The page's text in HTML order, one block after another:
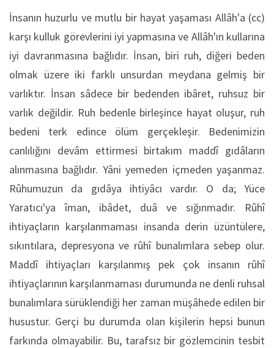
İnsanın huzurlu ve mutlu bir hayat yaşaması Allâh'a (cc)
karşı kulluk görevlerini iyi yapmasına ve Allâh'ın kullarına
iyi davranmasına bağlıdır. İnsan, biri ruh, diğeri beden
olmak üzere iki farklı unsurdan meydana gelmiş bir
varlıktır. İnsan sâdece bir bedenden ibâret, ruhsuz bir
varlık değildir. Ruh bedenle birleşince hayat oluşur, ruh
bedeni terk edince ölüm gerçekleşir. Bedenimizin
canlılığını devâm ettirmesi birtakım maddî gıdâların
alınmasına bağlıdır. Yâni yemeden içmeden yaşanmaz.
Rûhumuzun da gıdâya ihtiyâcı vardır. O da; Yüce
Yaratıcı'ya îman, ibâdet, duâ ve sığınmadır. Rûhî
ihtiyaçların karşılanmaması insanda derin üzüntülere,
sıkıntılara, depresyona ve rûhî bunalımlara sebep olur.
Maddî ihtiyaçları karşılanmış pek çok insanın rûhî
ihtiyaçlarının karşılanmaması durumunda ne denli ruhsal
bunalımlara sürüklendiği her zaman müşâhede edilen bir
husustur. Gerçi bu durumda olan kişilerin hepsi bunun
farkında olmayabilir. Bu, tarafsız bir gözlemcinin tesbit